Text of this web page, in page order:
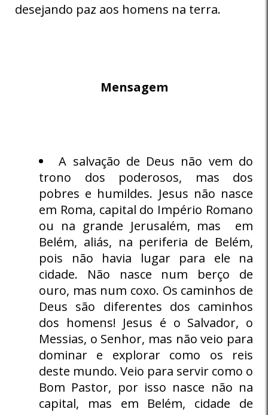
desejando paz aos homens na terra.
Mensagem
A salvação de Deus não vem do
trono dos poderosos, mas dos
pobres e humildes. Jesus não nasce
em Roma, capital do Império Romano
ou na grande Jerusalém, mas em
Belém, aliás, na periferia de Belém,
pois não havia lugar para ele na
cidade. Não nasce num berço de
ouro, mas num coxo. Os caminhos de
Deus são diferentes dos caminhos
dos homens! Jesus é o Salvador, o
Messias, o Senhor, mas não veio para
dominar e explorar como os reis
deste mundo. Veio para servir como o
Bom Pastor, por isso nasce não na
capital, mas em Belém, cidade de